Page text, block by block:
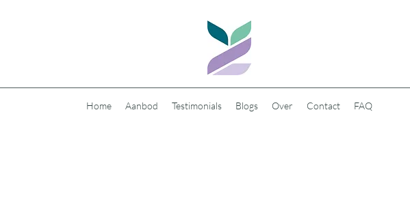
Home Aanbod Testimonials Blogs Over Contact FAQ